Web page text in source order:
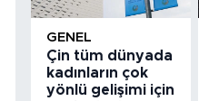
GENEL
Çin tüm dünyada
kadınların çok
yönlü gelişimi için